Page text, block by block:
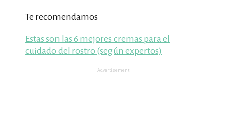
Te recomendamos
Estas son las 6 mejores cremas para el
cuidado del rostro (según expertos)
Advertisement